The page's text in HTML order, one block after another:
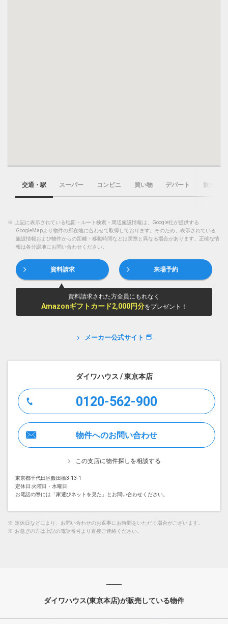
交通・駅 スーパー コンビニ 買い物 デパート 飲食店
※
上記に表示されている地図・ルート検索・周辺施設情報は、Google社が提供する
GoogleMapより物件の所在地に合わせて取得しております。そのため、表示されている
施設情報および物件からの距離・移動時間などは実際と異なる場合があります。正確な情
報は各分譲地にお問い合わせください。
資料請求 来場予約
資料請求された方全員にもれなく
Amazonギフトカード2,000円分をプレゼント！
メーカー公式サイト
ダイワハウス / 東京本店
0120-562-900
物件へのお問い合わせ
この支店に物件探しを相談する
東京都千代田区飯田橋3-13-1
定休日:火曜日・水曜日
お電話の際には「家選びネットを見た」とお問い合わせください。
※ 定休日などにより、お問い合わせのお返事にお時間をいただく場合がございます。
※ お急ぎの方は上記の電話番号より直接ご連絡ください。
ダイワハウス(東京本店)が販売している物件